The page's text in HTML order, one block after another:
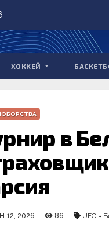
ХОККЕЙ
в
12, 2026 86 UFC в